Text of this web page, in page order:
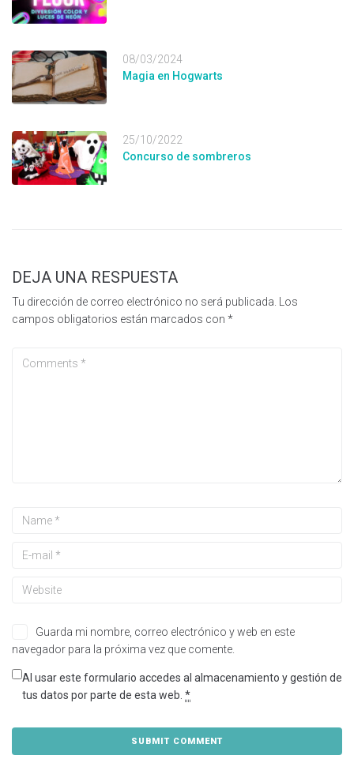
08/03/2024
Magia en Hogwarts
25/10/2022
Concurso de sombreros
DEJA UNA RESPUESTA
Tu dirección de correo electrónico no será publicada.
Los
campos obligatorios están marcados con *
Guarda mi nombre, correo electrónico y web en este
navegador para la próxima vez que comente.
Al usar este formulario accedes al almacenamiento y gestión de
tus datos por parte de esta web. *